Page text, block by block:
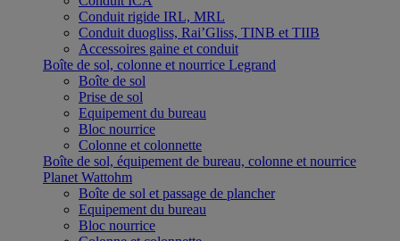
Conduit rigide IRL, MRL
Conduit duogliss, Rai’Gliss, TINB et TIIB
Accessoires gaine et conduit
Boîte de sol, colonne et nourrice Legrand
Boîte de sol
Prise de sol
Equipement du bureau
Bloc nourrice
Colonne et colonnette
Boîte de sol, équipement de bureau, colonne et nourrice
Planet Wattohm
Boîte de sol et passage de plancher
Equipement du bureau
Bloc nourrice